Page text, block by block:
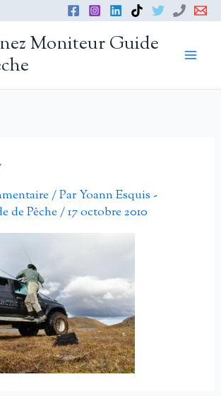
Moniteur Guide
/ ParYoann Esquis -
de Pêche/17 octobre 2010